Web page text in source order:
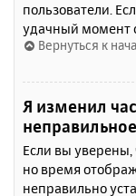
пользователи.
удачный момент
Вернуться к
Я изменил
Если вы уверены,
но время
неправильно